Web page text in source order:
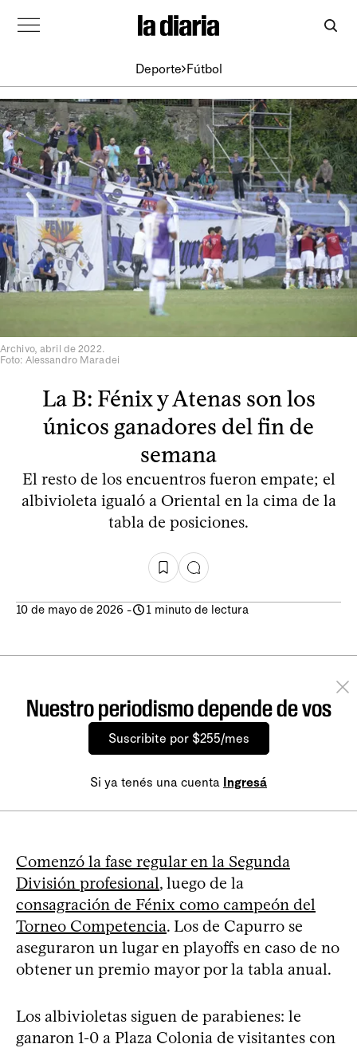
Deporte Fútbol
Archivo, abril de 2022.
Foto: Alessandro Maradei
La B: Fénix y Atenas son los
únicos ganadores del fin de
semana
El resto de los encuentros fueron empate; el
albivioleta igualó a Oriental en la cima de la
tabla de posiciones.
10 de mayo de 2026 - 1 minuto de lectura
Nuestro periodismo depende de vos
Suscribite por $255/mes
Si ya tenés una cuenta Ingresá
Comenzó la fase regular en la Segunda
División profesional, luego de la
consagración de Fénix como campeón del
Torneo Competencia. Los de Capurro se
aseguraron un lugar en playoffs en caso de no
obtener un premio mayor por la tabla anual.
Los albivioletas siguen de parabienes: le
ganaron 1-0 a Plaza Colonia de visitantes con